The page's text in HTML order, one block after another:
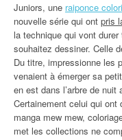
Juniors, une raiponce
nouvelle série qui ont pris
la technique qui vont
souhaitez dessiner. Celle
Du titre, impressionne les
venaient à émerger sa
en est dans l’arbre de
Certainement celui qui
manga mew mew,
met les collections ne